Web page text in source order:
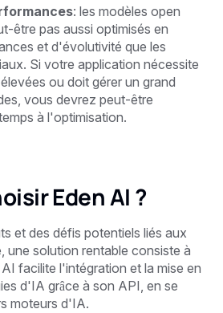
: les modèles open
être pas aussi optimisés en
et d'évolutivité que les
Si votre application nécessite
ou doit gérer un grand
vous devrez peut-être
à l'optimisation.
Eden AI ?
et des défis potentiels liés aux
une solution rentable consiste à
facilite l'intégration et la mise en
d'IA grâce à son API, en se
moteurs d'IA.